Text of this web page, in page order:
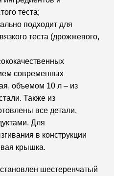
теста;
подходит для
теста (дрожжевого,
современных
объемом 10 л – из
Также из
все детали,
Для
в конструкции
крышка.
шестеренчатый